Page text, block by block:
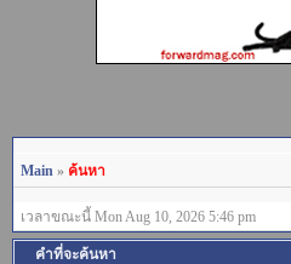
Main » ค้นหา
เวลาขณะนี้ Mon Aug 10, 2026 5:46 pm
คำที่จะค้นหา